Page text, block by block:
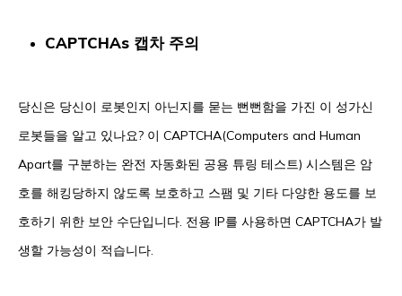
CAPTCHAs 캡차 주의
당신은 당신이 로봇인지 아닌지를 묻는 뻔뻔함을 가진 이 성가신
로봇들을 알고 있나요? 이 CAPTCHA(Computers and Human
Apart를 구분하는 완전 자동화된 공용 튜링 테스트) 시스템은 암
호를 해킹당하지 않도록 보호하고 스팸 및 기타 다양한 용도를 보
호하기 위한 보안 수단입니다. 전용 IP를 사용하면 CAPTCHA가 발
생할 가능성이 적습니다.